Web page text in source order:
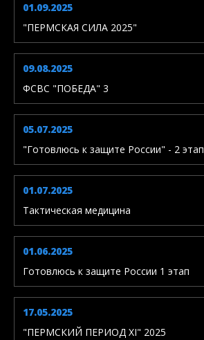
01.09.2025
"ПЕРМСКАЯ СИЛА 2025"
09.08.2025
ФСВС "ПОБЕДА" 3
05.07.2025
"Готовлюсь к защите России" - 2 этап
01.07.2025
Тактическая медицина
01.06.2025
Готовлюсь к защите России 1 этап
17.05.2025
"ПЕРМСКИЙ ПЕРИОД XI" 2025